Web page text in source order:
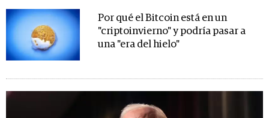
Por qué el Bitcoin está en un
"criptoinvierno" y podría pasar a
una "era del hielo"